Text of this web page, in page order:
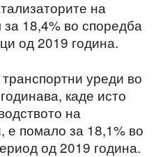
на
18,4% во споредба
од 2019 година.
уреди во
каде исто
на
е помало за 18,1% во
од 2019 година.